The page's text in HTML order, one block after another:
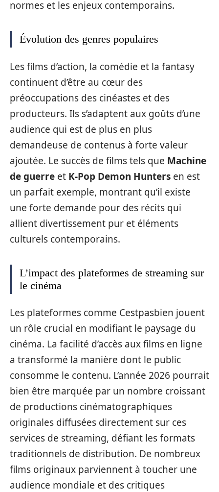
normes et les enjeux contemporains.
Évolution des genres populaires
Les films d’action, la comédie et la fantasy
continuent d’être au cœur des
préoccupations des cinéastes et des
producteurs. Ils s’adaptent aux goûts d’une
audience qui est de plus en plus
demandeuse de contenus à forte valeur
ajoutée. Le succès de films tels que Machine
de guerre et K-Pop Demon Hunters en est
un parfait exemple, montrant qu’il existe
une forte demande pour des récits qui
allient divertissement pur et éléments
culturels contemporains.
L’impact des plateformes de streaming sur
le cinéma
Les plateformes comme Cestpasbien jouent
un rôle crucial en modifiant le paysage du
cinéma. La facilité d’accès aux films en ligne
a transformé la manière dont le public
consomme le contenu. L’année 2026 pourrait
bien être marquée par un nombre croissant
de productions cinématographiques
originales diffusées directement sur ces
services de streaming, défiant les formats
traditionnels de distribution. De nombreux
films originaux parviennent à toucher une
audience mondiale et des critiques